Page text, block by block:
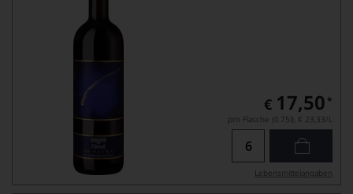
€ 17,50 *
pro Flasche (0.75l), € 23,33/L
Lebensmittel­angaben